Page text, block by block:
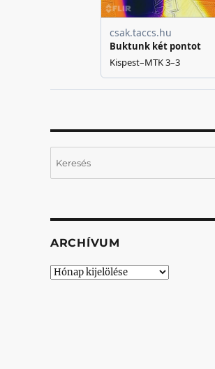
ARCHÍVUM
Archívum